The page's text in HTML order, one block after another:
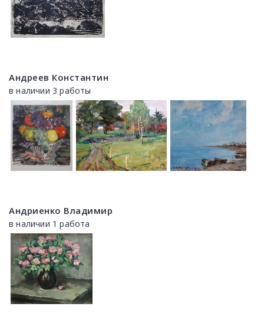
Андреев Константин
в наличии 3 работы
Андриенко Владимир
в наличии 1 работа